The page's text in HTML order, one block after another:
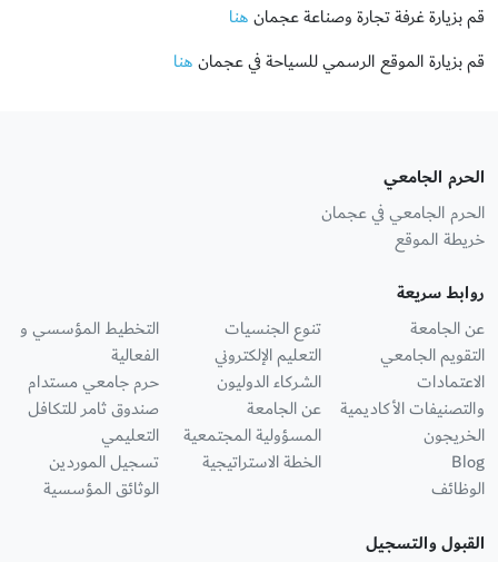
قم بزيارة غرفة تجارة وصناعة عجمانهنا
قم بزيارة الموقع الرسمي للسياحة في عجمانهنا
الحرم الجامعي
الحرم الجامعي في عجمان
خريطة الموقع
روابط سريعة
عن الجامعة
التقويم الجامعي
الاعتمادات
والتصنيفات الأكاديمية
الخريجون
Blog
الوظائف
تنوع الجنسيات
التعليم الإلكتروني
الشركاء الدوليون
عن الجامعة
المسؤولية المجتمعية
الخطة الاستراتيجية
التخطيط المؤسسي و
الفعالية
حرم جامعي مستدام
صندوق ثامر للتكافل
التعليمي
تسجيل الموردين
الوثائق المؤسسية
القبول والتسجيل